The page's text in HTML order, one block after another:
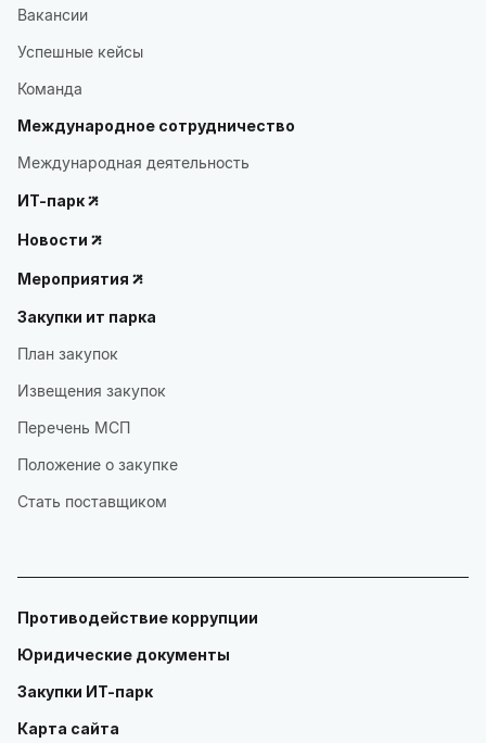
Вакансии
Успешные кейсы
Команда
Международное сотрудничество
Международная деятельность
ИТ-парк
Новости
Мероприятия
Закупки ит парка
План закупок
Извещения закупок
Перечень МСП
Положение о закупке
Стать поставщиком
Противодействие коррупции
Юридические документы
Закупки ИТ-парк
Карта сайта